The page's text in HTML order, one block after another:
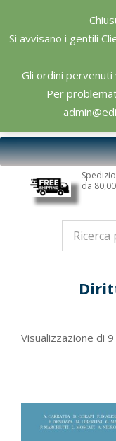
Si avvisano i gentili
Gli ordini
Per
content
Editoriale
Scientifica
Primary
Navigation
da
Visualizzazione di